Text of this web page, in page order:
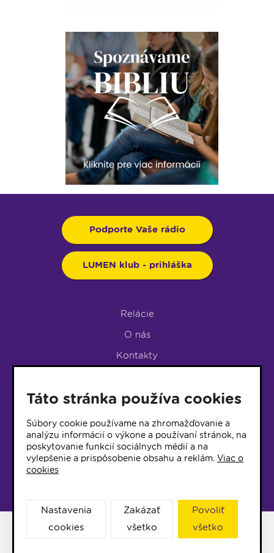
Podporte Vaše rádio
LUMEN klub - prihláška
Relácie
O nás
Kontakty
LUMEN KLUB
LUMEN KLUB PRIHLÁŠKA
© 2017 Rádio Lumen, Všetky práva vyhradené
Facebook
Táto stránka používa cookies
Súbory cookie používame na zhromažďovanie a
analýzu informácií o výkone a používaní stránok, na
poskytovanie funkcií sociálnych médií a na
vylepšenie a prispôsobenie obsahu a reklám. Viac o
cookies
Nastavenia
cookies
Zakázať
všetko
Povoliť
všetko